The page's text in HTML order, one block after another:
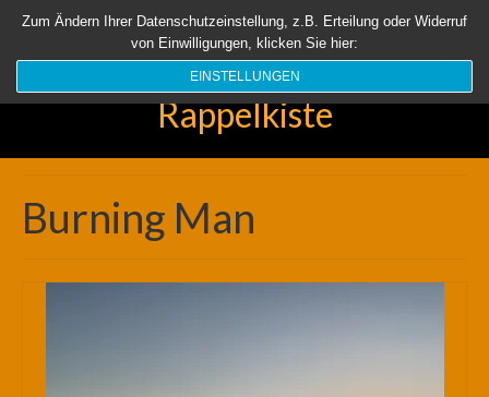
Startseite Aktuell Über uns Unsere Rappelkiste Länder
Suchen
Rappelkiste
Burning Man
Zum Ändern Ihrer Datenschutzeinstellung, z.B. Erteilung oder Widerruf
von Einwilligungen, klicken Sie hier:
EINSTELLUNGEN